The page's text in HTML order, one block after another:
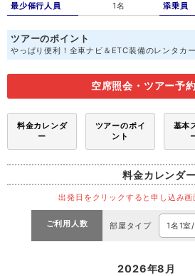
最少催行人員
1名
添乗員
ツアーのポイント
やっぱり便利！全車ナビ＆ETC装備のレンタカ
空席照会・ツアー予
料金カレンダ
ー
ツアーのポイ
ント
基本
料金カレンダー
出発日をクリックすると申し込み
ご利用人数 部屋タイプ
2026年8月